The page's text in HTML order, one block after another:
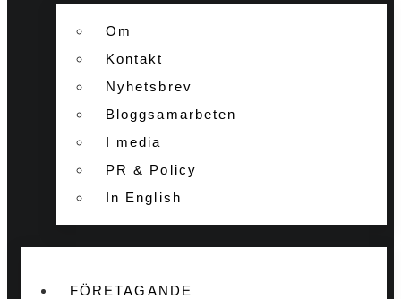
Om
Kontakt
Nyhetsbrev
Bloggsamarbeten
I media
PR & Policy
In English
FÖRETAGANDE